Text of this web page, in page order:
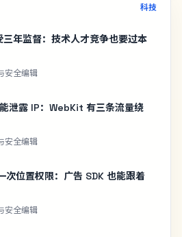
科技
年监督：技术人才竞争也要过本
安全编辑
泄露 IP：WebKit 有三条流量绕
安全编辑
位置权限：广告 SDK 也能跟着
安全编辑